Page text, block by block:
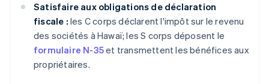
Satisfaire aux obligations de déclaration
fiscale : les C corps déclarent l'impôt sur le revenu
des sociétés à Hawaï; les S corps déposent le
formulaire N-35et transmettent les bénéfices aux
propriétaires.